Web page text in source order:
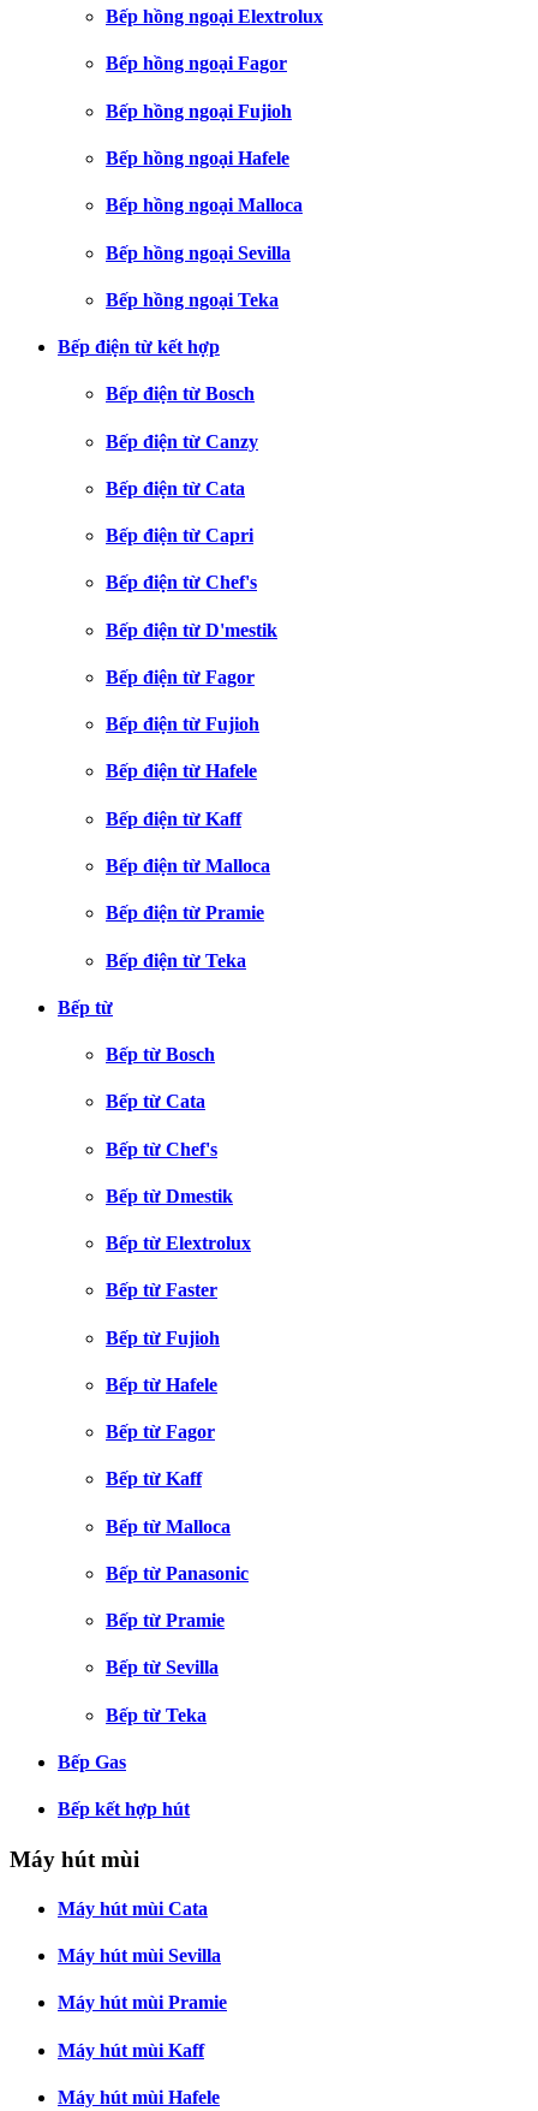
Bếp hồng ngoại Elextrolux
Bếp hồng ngoại Fagor
Bếp hồng ngoại Fujioh
Bếp hồng ngoại Hafele
Bếp hồng ngoại Malloca
Bếp hồng ngoại Sevilla
Bếp hồng ngoại Teka
Bếp điện từ kết hợp
Bếp điện từ Bosch
Bếp điện từ Canzy
Bếp điện từ Cata
Bếp điện từ Capri
Bếp điện từ Chef's
Bếp điện từ D'mestik
Bếp điện từ Fagor
Bếp điện từ Fujioh
Bếp điện từ Hafele
Bếp điện từ Kaff
Bếp điện từ Malloca
Bếp điện từ Pramie
Bếp điện từ Teka
Bếp từ
Bếp từ Bosch
Bếp từ Cata
Bếp từ Chef's
Bếp từ Dmestik
Bếp từ Elextrolux
Bếp từ Faster
Bếp từ Fujioh
Bếp từ Hafele
Bếp từ Fagor
Bếp từ Kaff
Bếp từ Malloca
Bếp từ Panasonic
Bếp từ Pramie
Bếp từ Sevilla
Bếp từ Teka
Bếp Gas
Bếp kết hợp hút
Máy hút mùi
Máy hút mùi Cata
Máy hút mùi Sevilla
Máy hút mùi Pramie
Máy hút mùi Kaff
Máy hút mùi Hafele